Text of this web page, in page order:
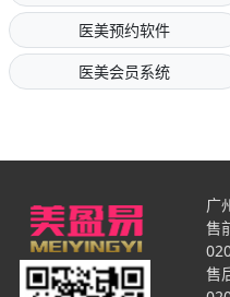
医美预约软件
医美会员系统
广
售
售